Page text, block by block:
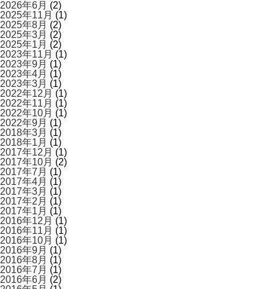
2026年6月 (2)
2025年11月 (1)
2025年8月 (2)
2025年3月 (2)
2025年1月 (2)
2023年11月 (1)
2023年9月 (1)
2023年4月 (1)
2023年3月 (1)
2022年12月 (1)
2022年11月 (1)
2022年10月 (1)
2022年9月 (1)
2018年3月 (1)
2018年1月 (1)
2017年12月 (1)
2017年10月 (2)
2017年7月 (1)
2017年4月 (1)
2017年3月 (1)
2017年2月 (1)
2017年1月 (1)
2016年12月 (1)
2016年11月 (1)
2016年10月 (1)
2016年9月 (1)
2016年8月 (1)
2016年7月 (1)
2016年6月 (2)